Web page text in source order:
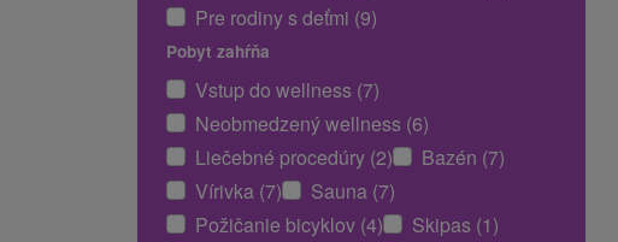
Pre rodiny s deťmi (9)
Pobyt zahŕňa
Vstup do wellness (7)
Neobmedzený wellness (6)
Liečebné procedúry (2)
Bazén (7)
Vírivka (7)
Sauna (7)
Požičanie bicyklov (4)
Skipas (1)